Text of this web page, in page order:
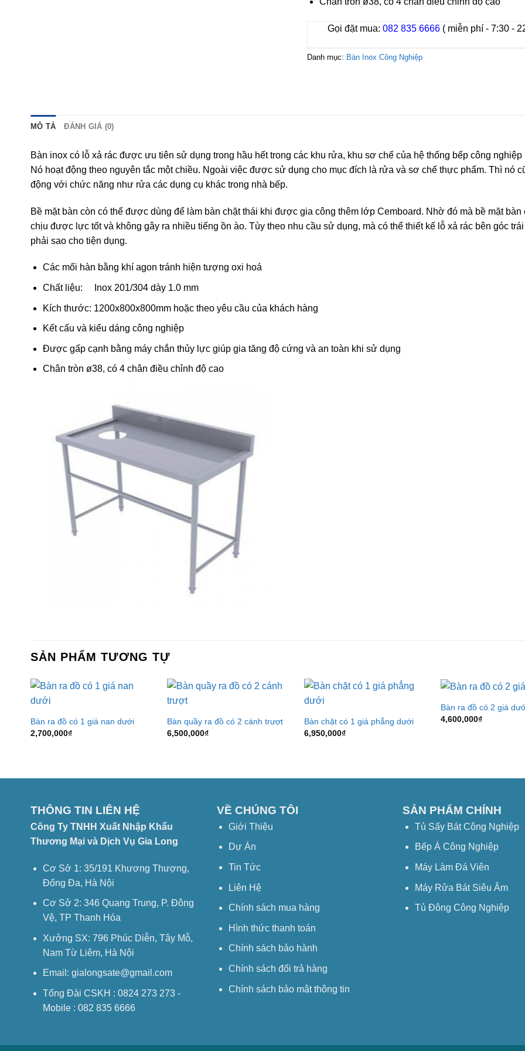
Gọi đặt mua: 082 835 6666 ( miễn phí - 7:30 -
Danh mục: Bàn Inox Công Nghiệp
MÔ TẢ ĐÁNH GIÁ (0)
Bàn inox có lỗ xả rác được ưu tiên sử dụng trong hầu hết trong các khu rửa, khu sơ chế của hệ thống bếp công nghiệp
Nó hoạt động theo nguyên tắc một chiều. Ngoài việc được sử dụng cho mục đích là rửa và sơ chế thực phẩm. Thì nó
động với chức năng như rửa các dụng cụ khác trong nhà bếp.
Bề mặt bàn còn có thể được dùng để làm bàn chặt thái khi được gia công thêm lớp Cemboard. Nhờ đó mà bề mặt bàn
chịu được lực tốt và không gây ra nhiều tiếng ồn ào. Tùy theo nhu cầu sử dụng, mà có thể thiết kế lỗ xả rác bên góc
phải sao cho tiện dụng.
Các mối hàn bằng khí agon tránh hiện tượng oxi hoá
Chất liệu: Inox 201/304 dày 1.0 mm
Kích thước: 1200x800x800mm hoặc theo yêu cầu của khách hàng
Kết cấu và kiểu dáng công nghiệp
Được gấp cạnh bằng máy chắn thủy lực giúp gia tăng độ cứng và an toàn khi sử dụng
Chân tròn ø38, có 4 chân điều chỉnh độ cao
SẢN PHẨM TƯƠNG TỰ
Bàn ra đồ có 1 giá nan dưới
2,700,000₫
Bàn quầy ra đồ có 2 cánh trượt
6,500,000₫
Bàn chặt có 1 giá phẳng dưới
6,950,000₫
Bàn ra đồ có 2 giá
4,600,000₫
THÔNG TIN LIÊN HỆ
Công Ty TNHH Xuất Nhập Khẩu
Thương Mại và Dịch Vụ Gia Long
Cơ Sở 1: 35/191 Khương Thượng,
Đống Đa, Hà Nội
Cơ Sở 2: 346 Quang Trung, P. Đông
Vệ, TP Thanh Hóa
Xưởng SX: 796 Phúc Diễn, Tây Mỗ,
Nam Từ Liêm, Hà Nội
Email: gialongsate@gmail.com
Tổng Đài CSKH : 0824 273 273 -
Mobile : 082 835 6666
VỀ CHÚNG TÔI
Giới Thiệu
Dự Án
Tin Tức
Liên Hệ
Chính sách mua hàng
Hình thức thanh toán
Chính sách bảo hành
Chính sách đổi trả hàng
Chính sách bảo mật thông tin
SẢN PHẨM CHÍNH
Tủ Sấy Bát Công Nghiệp
Bếp Á Công Nghiệp
Máy Làm Đá Viên
Máy Rửa Bát Siêu Âm
Tủ Đông Công Nghiệp